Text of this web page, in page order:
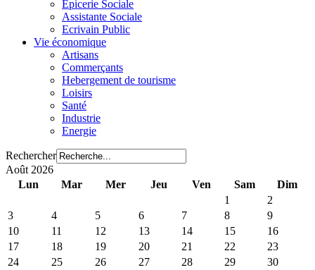
Epicerie Sociale
Assistante Sociale
Ecrivain Public
Vie économique
Artisans
Commerçants
Hebergement de tourisme
Loisirs
Santé
Industrie
Energie
Rechercher
Août 2026
Lun
Mar Mer Jeu Ven Sam
Dim
1
2
3
4 5 6 7 8
9
10
11 12 13 14 15
16
17
18 19 20 21 22
23
24
25 26 27 28 29
30